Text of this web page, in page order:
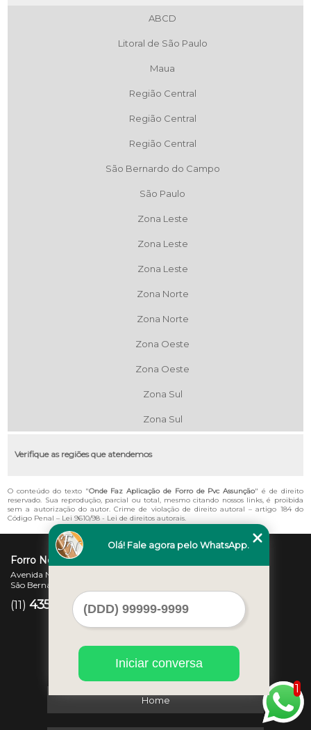
ABCD
Litoral de São Paulo
Maua
Região Central
Região Central
Região Central
São Bernardo do Campo
São Paulo
Zona Leste
Zona Leste
Zona Leste
Zona Norte
Zona Norte
Zona Oeste
Zona Oeste
Zona Sul
Zona Sul
Verifique as regiões que atendemos
O conteúdo do texto "Onde Faz Aplicação de Forro de Pvc Assunção" é de direito
reservado. Sua reprodução, parcial ou total, mesmo citando nossos links, é proibida
sem a autorização do autor. Crime de violação de direito autoral – artigo 184 do
Código Penal – Lei 9610/98 - Lei de direitos autorais.
Forro Novo
Avenida Newton Monteiro de Andrade, 45 - Centro
São Bernardo do Campo - SP - CEP: 09725-370
(11) 4357-3007 (11)97207-7347
Home
1
Olá! Fale agora pelo WhatsApp.
Iniciar conversa